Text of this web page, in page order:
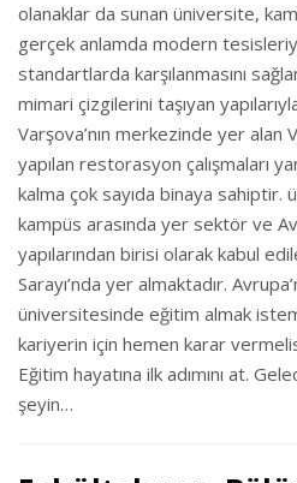
olanaklar da sunan üniversite,
gerçek anlamda modern
standartlarda karşılanmasını
mimari çizgilerini taşıyan
Varşova’nın merkezinde yer
yapılan restorasyon çalışmaları
kalma çok sayıda binaya sahiptir.
kampüs arasında yer sektör ve
yapılarından birisi olarak kabul
Sarayı’nda yer almaktadır.
üniversitesinde eğitim almak
kariyerin için hemen karar
Eğitim hayatına ilk adımını at.
şeyin…